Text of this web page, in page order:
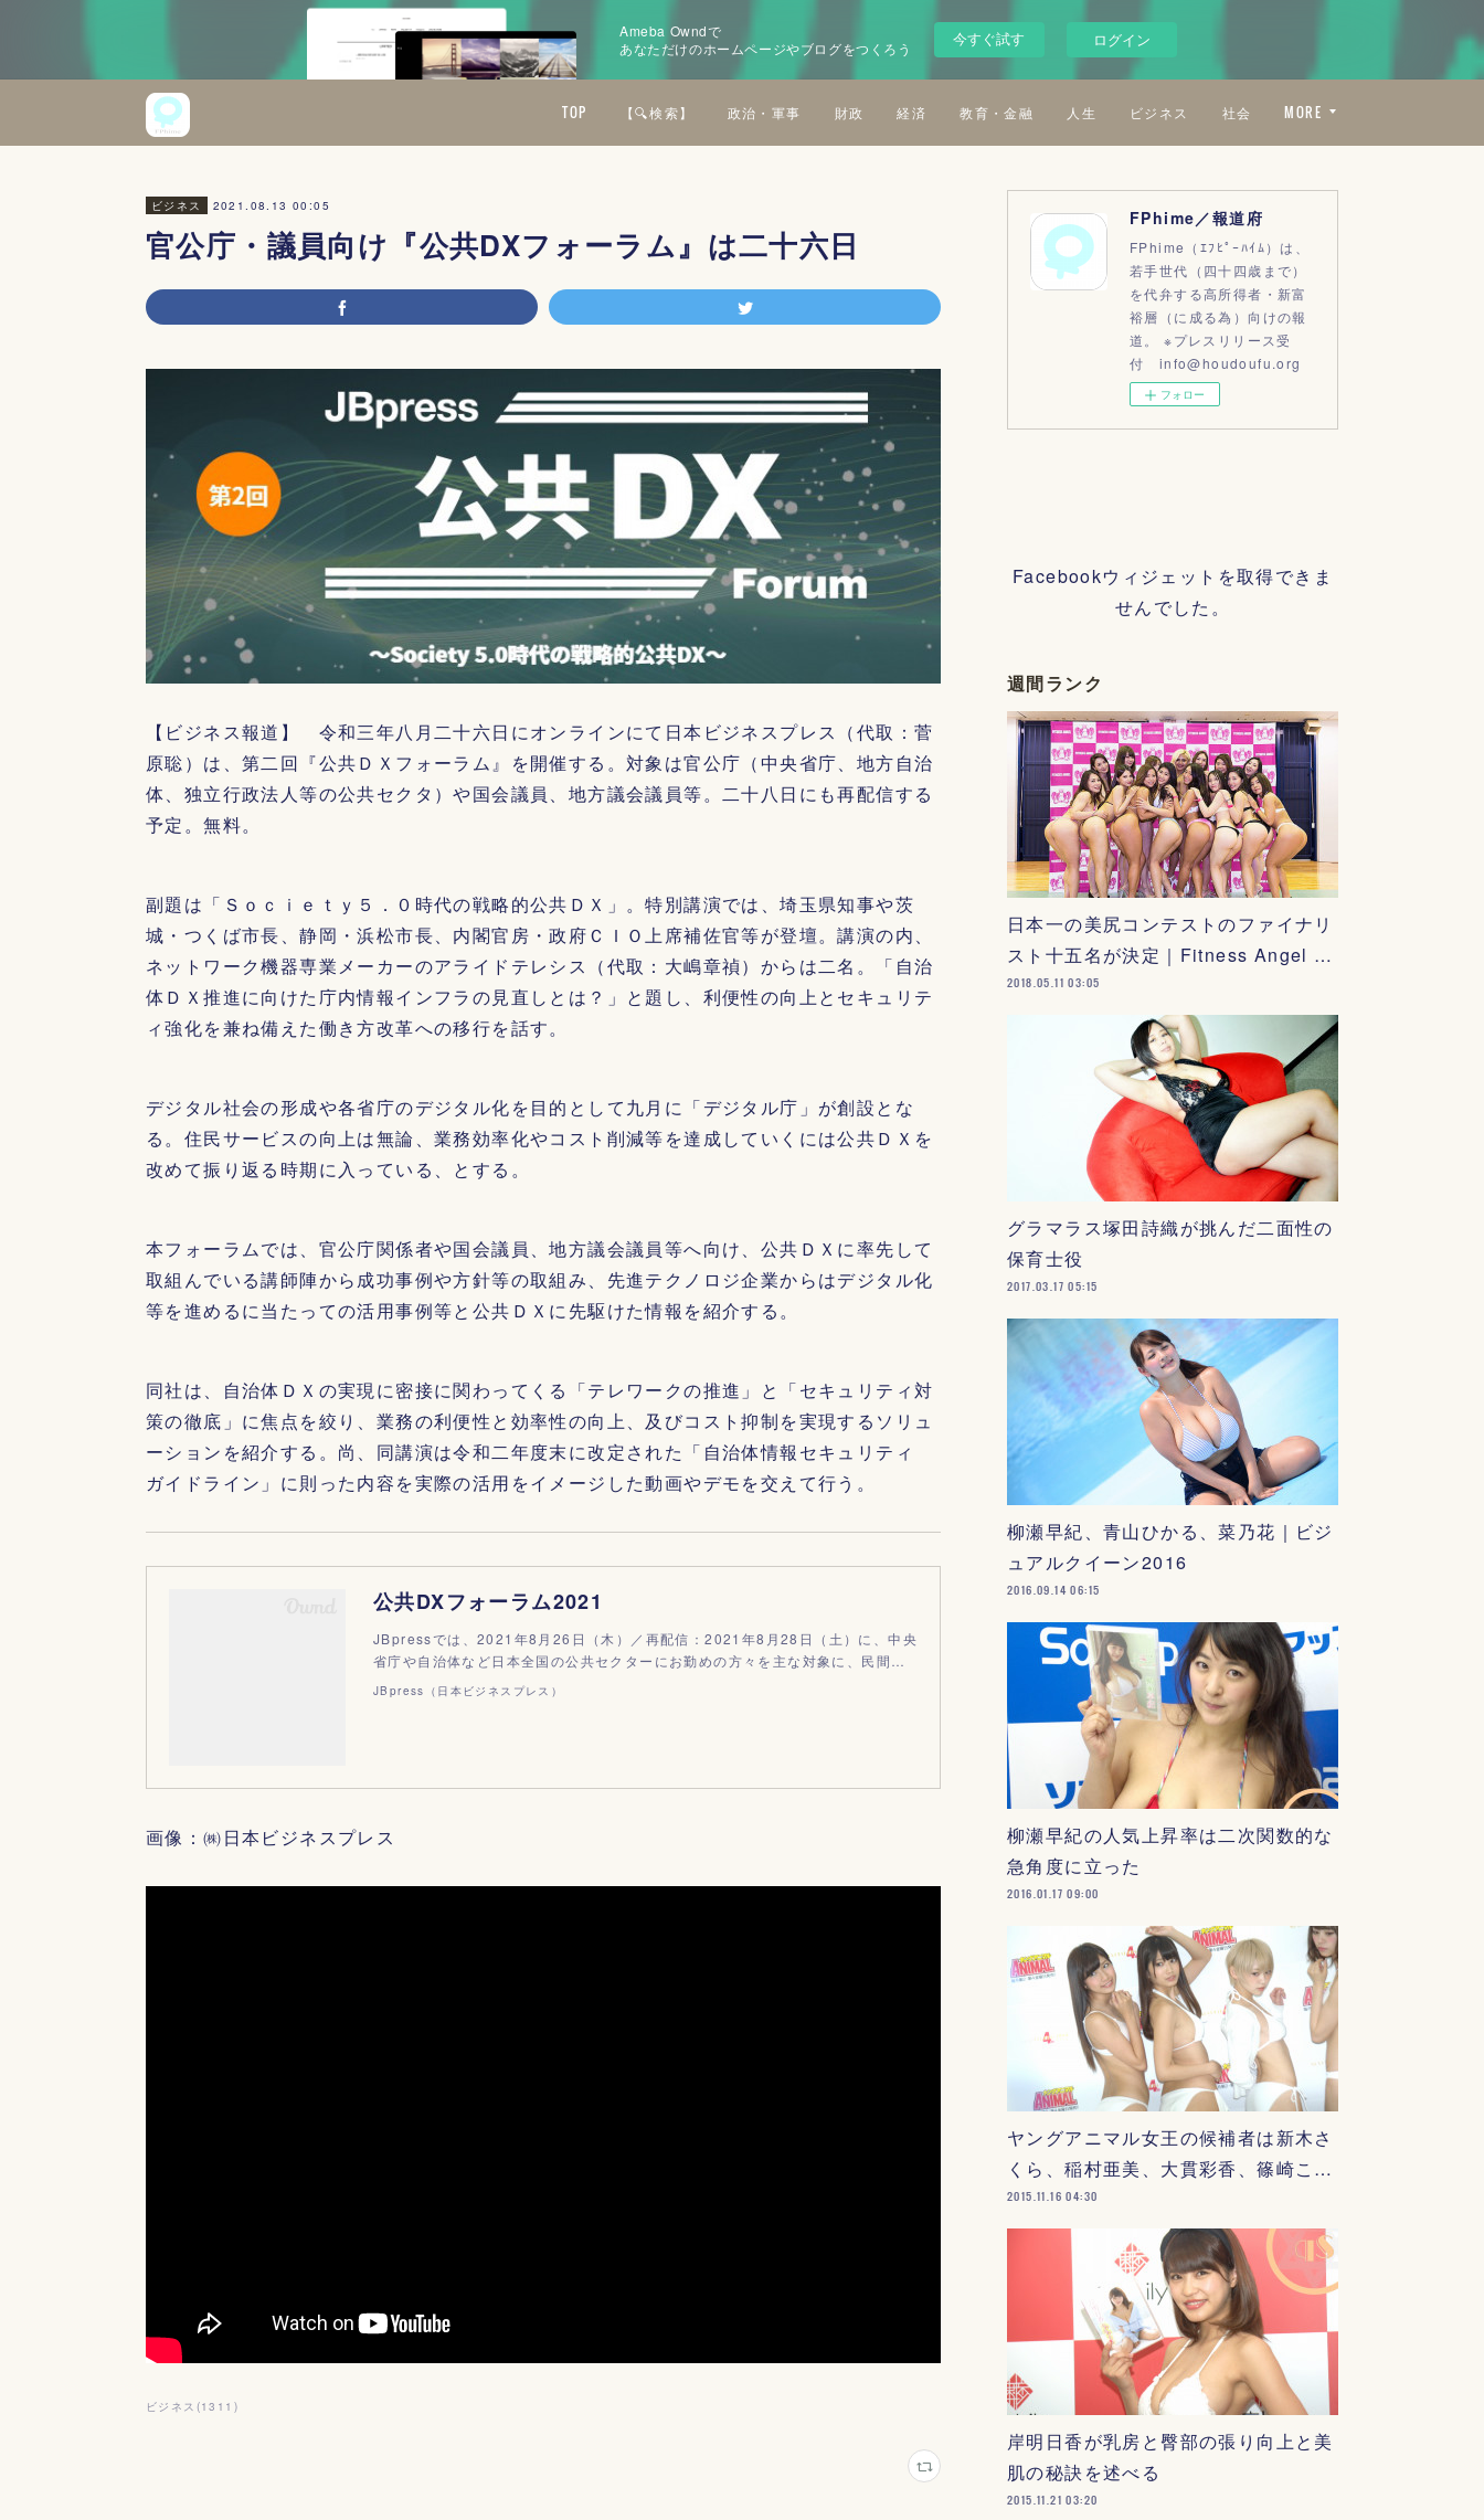
Ameba Owndで
あなただけのホームページやブログをつくろう
今すぐ試す ログイン
TOP 【🔍検索】 政治・軍事 財政 経済 教育・金融 人生 ビジネス 社会 MORE
ビジネス 2021.08.13 00:05
官公庁・議員向け『公共DXフォーラム』は二十六日
【ビジネス報道】 令和三年八月二十六日にオンラインにて日本ビジネスプレス（代取：菅
原聡）は、第二回『公共ＤＸフォーラム』を開催する。対象は官公庁（中央省庁、地方自治
体、独立行政法人等の公共セクタ）や国会議員、地方議会議員等。二十八日にも再配信する
予定。無料。
副題は「Ｓｏｃｉｅｔｙ５．０時代の戦略的公共ＤＸ」。特別講演では、埼玉県知事や茨
城・つくば市長、静岡・浜松市長、内閣官房・政府ＣＩＯ上席補佐官等が登壇。講演の内、
ネットワーク機器専業メーカーのアライドテレシス（代取：大嶋章禎）からは二名。「自治
体ＤＸ推進に向けた庁内情報インフラの見直しとは？」と題し、利便性の向上とセキュリテ
ィ強化を兼ね備えた働き方改革への移行を話す。
デジタル社会の形成や各省庁のデジタル化を目的として九月に「デジタル庁」が創設とな
る。住民サービスの向上は無論、業務効率化やコスト削減等を達成していくには公共ＤＸを
改めて振り返る時期に入っている、とする。
本フォーラムでは、官公庁関係者や国会議員、地方議会議員等へ向け、公共ＤＸに率先して
取組んでいる講師陣から成功事例や方針等の取組み、先進テクノロジ企業からはデジタル化
等を進めるに当たっての活用事例等と公共ＤＸに先駆けた情報を紹介する。
同社は、自治体ＤＸの実現に密接に関わってくる「テレワークの推進」と「セキュリティ対
策の徹底」に焦点を絞り、業務の利便性と効率性の向上、及びコスト抑制を実現するソリュ
ーションを紹介する。尚、同講演は令和二年度末に改定された「自治体情報セキュリティ
ガイドライン」に則った内容を実際の活用をイメージした動画やデモを交えて行う。
公共DXフォーラム2021
JBpressでは、2021年8月26日（木）／再配信：2021年8月28日（土）に、中央
省庁や自治体など日本全国の公共セクターにお勤めの方々を主な対象に、民間…
JBpress（日本ビジネスプレス）
画像：㈱日本ビジネスプレス
ビジネス (1311 )
FPhime／報道府
FPhime（ｴﾌﾋﾟｰﾊｲﾑ）は、
若手世代（四十四歳まで）
を代弁する高所得者・新富
裕層（に成る為）向けの報
道。 ※プレスリリース受
付 info@houdoufu.org
フォロー
Facebookウィジェットを取得できま
せんでした。
週間ランク
日本一の美尻コンテストのファイナリ
スト十五名が決定｜Fitness Angel …
2018.05.11 03:05
グラマラス塚田詩織が挑んだ二面性の
保育士役
2017.03.17 05:15
柳瀬早紀、青山ひかる、菜乃花｜ビジ
ュアルクイーン2016
2016.09.14 06:15
柳瀬早紀の人気上昇率は二次関数的な
急角度に立った
2016.01.17 09:00
ヤングアニマル女王の候補者は新木さ
くら、稲村亜美、大貫彩香、篠崎こ…
2015.11.16 04:30
岸明日香が乳房と臀部の張り向上と美
肌の秘訣を述べる
2015.11.21 03:20